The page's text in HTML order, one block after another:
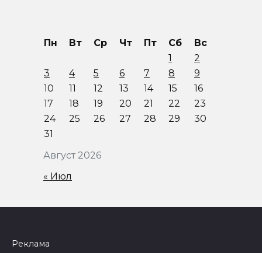
Август 2026
Пн Вт Ср Чт Пт Сб
Вс
1
2
3
4 5 6 7 8
9
10
11 12 13 14 15
16
17
18 19 20 21 22
23
24
25 26 27 28 29
30
31
« Июл
Реклама